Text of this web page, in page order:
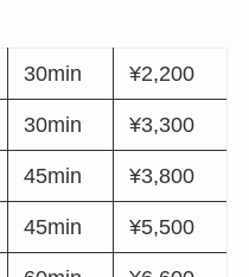
30min ¥2,200
30min ¥3,300
45min ¥3,800
45min ¥5,500